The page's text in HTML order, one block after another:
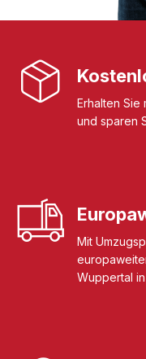
Erhalten Sie
und sparen
Mit
Wuppertal